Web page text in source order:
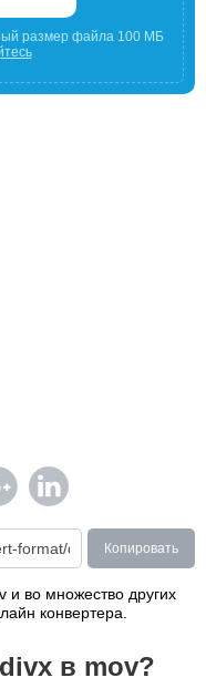
размер файла 100 МБ
Копировать
и во множество других
конвертера.
в mov?